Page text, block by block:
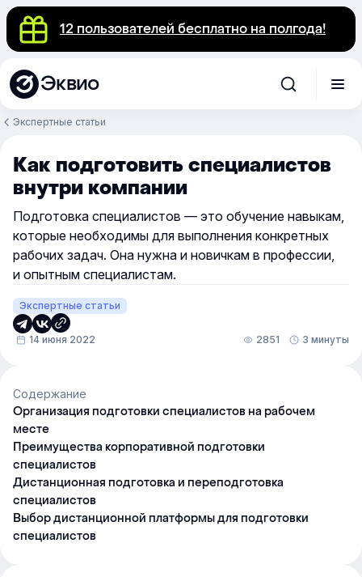
12 пользователей бесплатно на полгода!
Эквио
Экспертные статьи
Как подготовить специалистов
внутри компании
Подготовка специалистов — это обучение навыкам,
которые необходимы для выполнения конкретных
рабочих задач. Она нужна и новичкам в профессии,
и опытным специалистам.
Экспертные статьи
14 июня 2022 2851 3 минуты
Содержание
Организация подготовки специалистов на рабочем
месте
Преимущества корпоративной подготовки
специалистов
Дистанционная подготовка и переподготовка
специалистов
Выбор дистанционной платформы для подготовки
специалистов